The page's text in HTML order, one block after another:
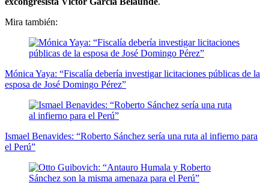
Mira también:
Mónica Yaya: “Fiscalía debería investigar licitaciones públicas de la
esposa de José Domingo Pérez”
Ismael Benavides: “Roberto Sánchez sería una ruta al infierno para
el Perú”